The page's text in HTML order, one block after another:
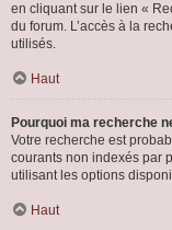
en cliquant sur le lien «
du forum. L’accès à la
utilisés.
Haut
Pourquoi ma recherche
Votre recherche est
courants non indexés par
utilisant les options
Haut